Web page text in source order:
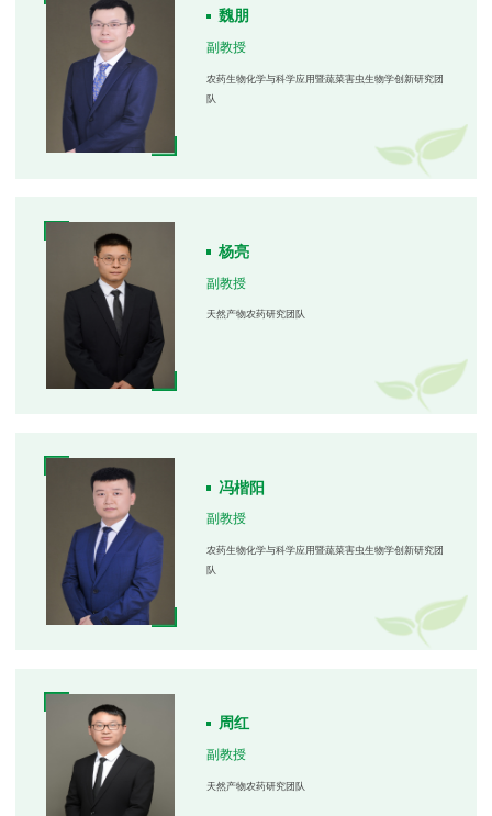
魏朋
副教授
农药生物化学与科学应用暨蔬菜害虫生物学创新研究团
队
杨亮
副教授
天然产物农药研究团队
冯楷阳
副教授
农药生物化学与科学应用暨蔬菜害虫生物学创新研究团
队
周红
副教授
天然产物农药研究团队